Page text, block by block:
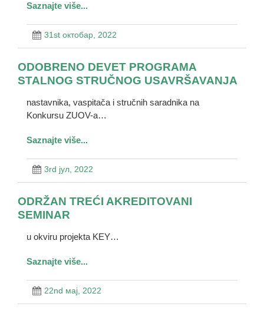
Saznajte više...
31st октобар, 2022
ODOBRENO DEVET PROGRAMA
STALNOG STRUČNOG USAVRŠAVANJA
nastavnika, vaspitača i stručnih saradnika na
Konkursu ZUOV-a…
Saznajte više...
3rd јул, 2022
ODRŽAN TREĆI AKREDITOVANI
SEMINAR
u okviru projekta KEY…
Saznajte više...
22nd мај, 2022